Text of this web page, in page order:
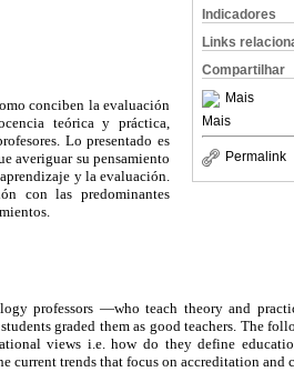
Indicadores
Links
Compartilhar
Mais
Mais
Permalink
conciben la evaluación
teórica y práctica,
Lo presentado es
averiguar su pensamiento
y la evaluación.
con las predominantes
professors —who teach theory and
graded them as good teachers. The
views i.e. how do they define
current trends that focus on accreditation